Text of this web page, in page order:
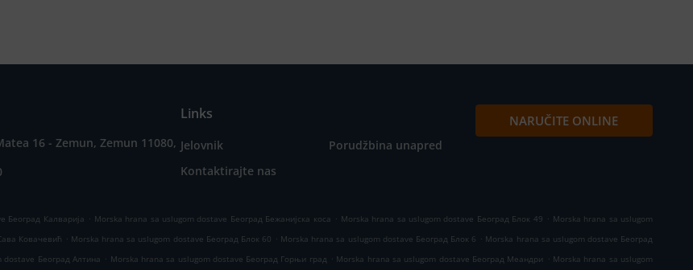
16 - Zemun, Zemun 11080,
Links
Jelovnik
Porudžbina unapred
Kontaktirajte nas
NARUČITE ONLINE
Београд Калварија . Morska hrana sa uslugom dostave Београд Бежанијска коса . Morska hrana sa uslugom dostave Београд Блок 49 . Morska hrana sa uslugom
Ковачевић . Morska hrana sa uslugom dostave Београд Блок 60 . Morska hrana sa uslugom dostave Београд Блок 6 . Morska hrana sa uslugom dostave Београд
Београд Алтина . Morska hrana sa uslugom dostave Београд Горњи град . Morska hrana sa uslugom dostave Београд Меандри . Morska hrana sa uslugom